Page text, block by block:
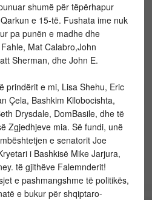
shumë për tëpërhapur
e 15-të. Fushata ime nuk
pa punën e madhe dhe
Mat Calabro,John
Sherman, dhe John E.
prindërit e mi, Lisa Shehu, Eric
Çela, Bashkim Kllobocishta,
Drysdale, DomBasile, dhe të
Zgjedhjeve mia. Së fundi, unë
e senatorit Joe
i Bashkisë Mike Jarjura,
të gjithëve Falemnderit!
e pashmangshme të politikës,
e bukur për shqiptaro-